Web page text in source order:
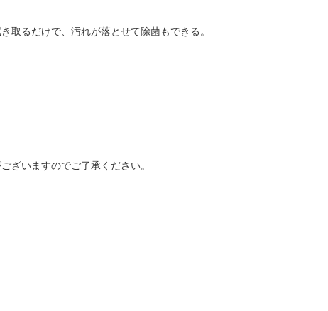
取るだけで、汚れが落とせて除菌もできる。
ざいますのでご了承ください。